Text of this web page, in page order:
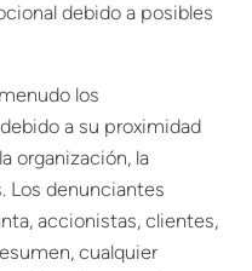
debido a posibles
los
a su proximidad
organización, la
Los denunciantes
accionistas, clientes,
cualquier